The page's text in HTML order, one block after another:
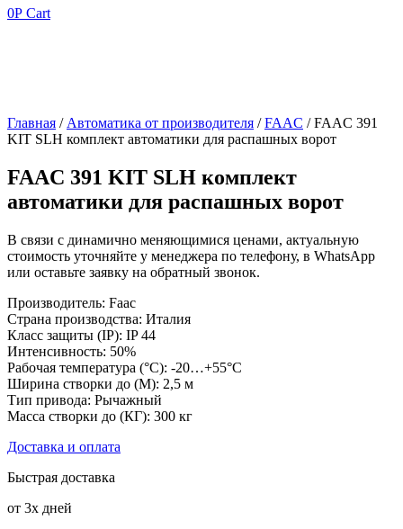
0Р Cart
Главная / Автоматика от производителя /FAAC / FAAC 391
KIT SLH комплект автоматики для распашных ворот
FAAC 391 KIT SLH комплект
автоматики для распашных ворот
В связи с динамично меняющимися ценами, актуальную
стоимость уточняйте у менеджера по телефону, в WhatsApp
или оставьте заявку на обратный звонок.
Производитель: Faac
Страна производства: Италия
Класс защиты (IP): IP 44
Интенсивность: 50%
Рабочая температура (°C): -20…+55°C
Ширина створки до (М): 2,5 м
Тип привода: Рычажный
Масса створки до (КГ): 300 кг
Доставка и оплата
Быстрая доставка
от 3х дней